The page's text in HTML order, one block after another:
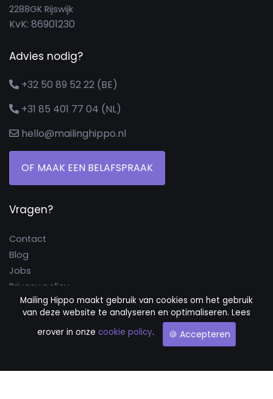
Mailing Hippo maakt gebruik van cookies om het gebruik
van deze website te analyseren en optimaliseren. Lees
erover in onze cookie policy. 🍪 Accepteren
2288GK Rijswijk
KvK: 86901230
Advies nodig?
+32 50 89 52 22 (BE)
+31 85 401 77 04 (NL)
hello@mailinghippo.nl
OF MAAK EEN BELAFSPRAAK
Vragen?
Contact
Blog
Jobs
Privacy policy
Cookie policy
Algemene voorwaarden